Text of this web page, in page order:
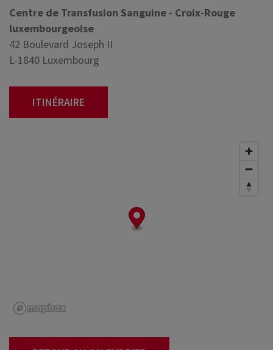
Centre de Transfusion Sanguine - Croix-Rouge
luxembourgeoise
42 Boulevard Joseph II
L-1840 Luxembourg
ITINÉRAIRE